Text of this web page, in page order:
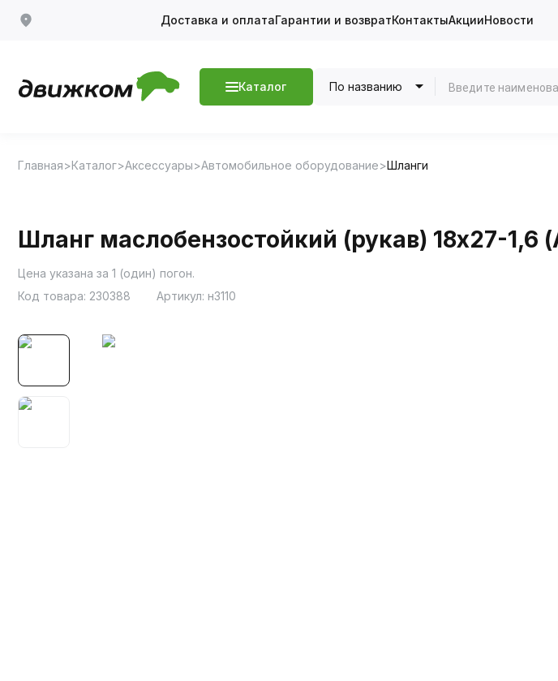
Доставка и оплатаГарантии и возвратКонтактыАкцииНовости
Каталог По названию
Главная Каталог Аксессуары Автомобильное оборудование Шланги
Шланг маслобензостойкий (рукав) 18х27-1,6
Цена указана за 1 (один) погон.
Код товара: 230388 Артикул: н3110